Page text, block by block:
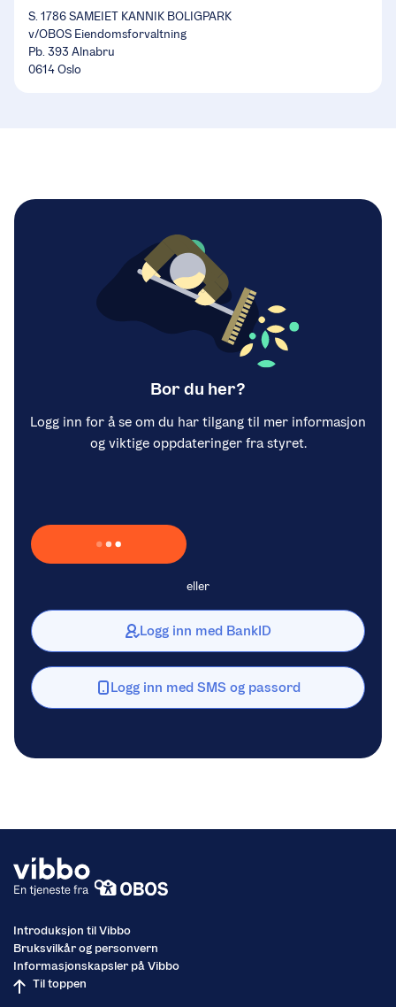
S. 1786 SAMEIET KANNIK BOLIGPARK
v/OBOS Eiendomsforvaltning
Pb. 393 Alnabru
0614 Oslo
Bor du her?
Logg inn for å se om du har tilgang til mer informasjon
og viktige oppdateringer fra styret.
Laster inn Vipps …
eller
Logg inn med BankID
Logg inn med SMS og passord
Introduksjon til Vibbo
Bruksvilkår og personvern
Informasjonskapsler på Vibbo
Til toppen